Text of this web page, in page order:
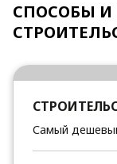
СПОСОБЫ И
Самый